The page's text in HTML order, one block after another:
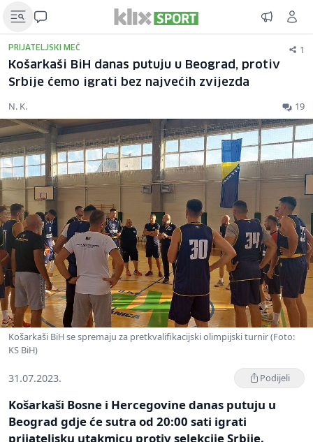
PRIJATELJSKI MEČ 1
Košarkaši BiH danas putuju u Beograd, protiv
Srbije ćemo igrati bez najvećih zvijezda
N. K. 19
Košarkaši BiH se spremaju za pretkvalifikacijski olimpijski turnir (Foto:
KS BiH)
31.07.2023. Podijeli
Košarkaši Bosne i Hercegovine danas putuju u
Beograd gdje će sutra od 20:00 sati igrati
prijateljsku utakmicu protiv selekcije Srbije.